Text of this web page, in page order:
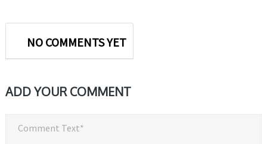
NO COMMENTS YET
ADD YOUR COMMENT